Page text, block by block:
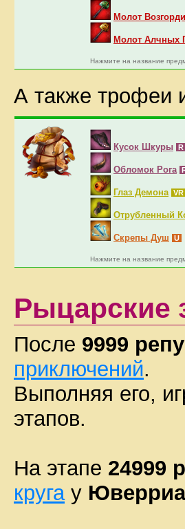
Молот
Молот Алчных
Нажмите на название
А также трофеи
Кусок Шкуры R
Обломок Рога
Глаз Демона VR
Отрубленный
Скрепы Душ U
Нажмите на название
Рыцарские
После 9999
приключений.
Выполняя его,
этапов.
На этапе 24999
кругау